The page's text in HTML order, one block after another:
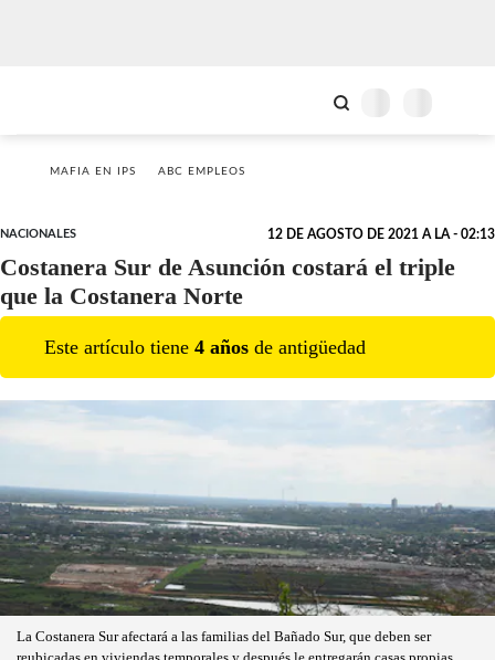
MAFIA EN IPS ABC EMPLEOS
NACIONALES 12 DE AGOSTO DE 2021 A LA - 02:13
Costanera Sur de Asunción costará el triple
que la Costanera Norte
Este artículo tiene 4 años de antigüedad
La Costanera Sur afectará a las familias del Bañado Sur, que deben ser